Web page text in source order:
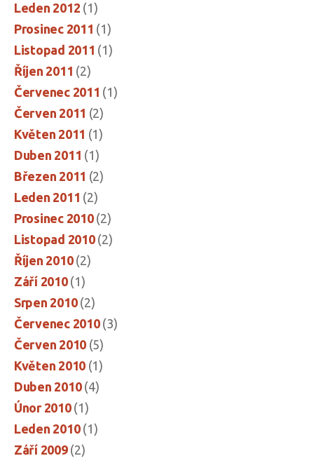
Leden 2012 (1)
Prosinec 2011 (1)
Listopad 2011 (1)
Říjen 2011 (2)
Červenec 2011 (1)
Červen 2011 (2)
Květen 2011 (1)
Duben 2011 (1)
Březen 2011 (2)
Leden 2011 (2)
Prosinec 2010(2)
Listopad 2010(2)
Říjen 2010(2)
Září 2010(1)
Srpen 2010(2)
Červenec 2010(3)
Červen 2010 (5)
Květen 2010 (1)
Duben 2010(4)
Únor 2010(1)
Leden 2010(1)
Září 2009(2)